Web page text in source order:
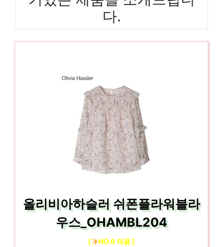
다.
올리비아하슬러 쉬폰플라워블라
우스_OHAMBL204
[ NO.6 제품 ]